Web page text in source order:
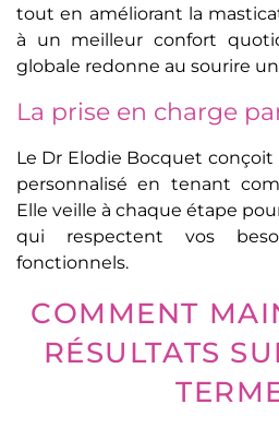
tout en améliorant la
à un meilleur confort
globale redonne au sourire
La prise en charge
Le Dr Elodie Bocquet
personnalisé en tenant
Elle veille à chaque étape
qui respectent vos
fonctionnels.
COMMENT
RÉSULTATS